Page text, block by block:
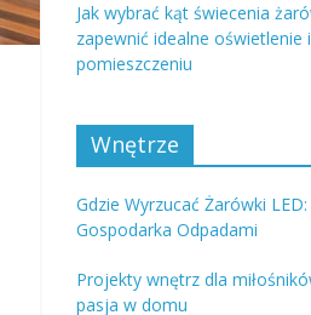
Jak wybrać kąt świecenia
zapewnić idealne
pomieszczeniu
Wnętrze
Gdzie Wyrzucać Żarówki
Gospodarka Odpadami
Projekty wnętrz dla
pasja w domu